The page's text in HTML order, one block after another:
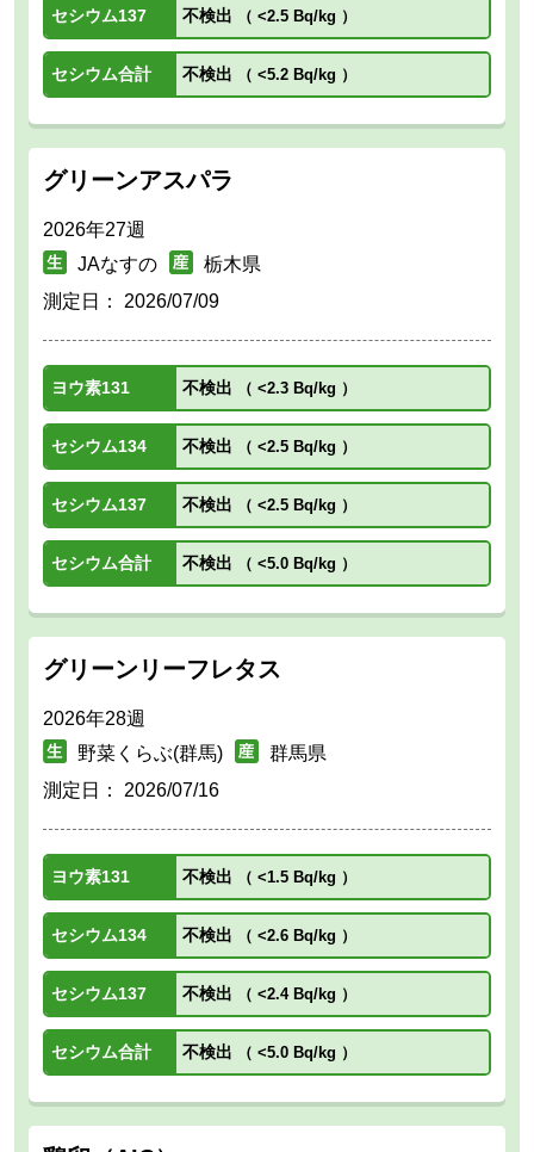
セシウム137 不検出 （ <2.5 Bq/kg ）
セシウム合計 不検出 （ <5.2 Bq/kg ）
グリーンアスパラ
2026年27週
JAなすの
栃木県
測定日： 2026/07/09
ヨウ素131 不検出 （ <2.3 Bq/kg ）
セシウム134 不検出 （ <2.5 Bq/kg ）
セシウム137 不検出 （ <2.5 Bq/kg ）
セシウム合計 不検出 （ <5.0 Bq/kg ）
グリーンリーフレタス
2026年28週
野菜くらぶ(群馬)
群馬県
測定日： 2026/07/16
ヨウ素131 不検出 （ <1.5 Bq/kg ）
セシウム134 不検出 （ <2.6 Bq/kg ）
セシウム137 不検出 （ <2.4 Bq/kg ）
セシウム合計 不検出 （ <5.0 Bq/kg ）